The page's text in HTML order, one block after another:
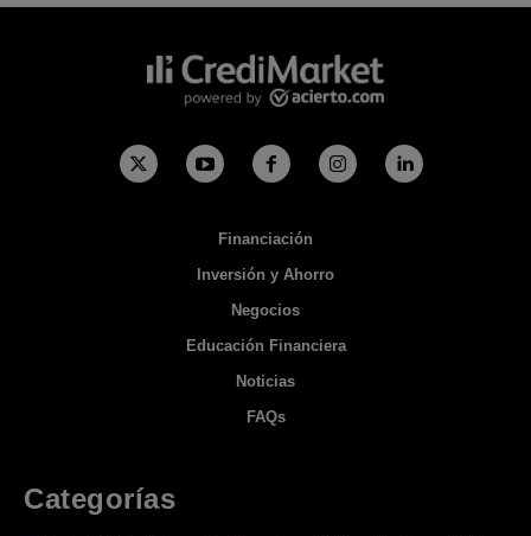
Financiación
Inversión y Ahorro
Negocios
Educación Financiera
Noticias
FAQs
Categorías